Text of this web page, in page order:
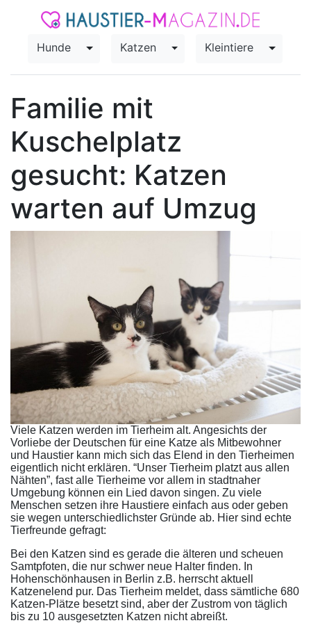
Hunde Toggle Dropdown
Katzen Toggle Dropdown
Kleintiere Toggle
Familie mit
Kuschelplatz
gesucht: Katzen
warten auf Umzug
Viele Katzen werden im Tierheim alt. Angesichts der
Vorliebe der Deutschen für eine Katze als Mitbewohner
und Haustier kann mich sich das Elend in den Tierheimen
eigentlich nicht erklären. “Unser Tierheim platzt aus allen
Nähten”, fast alle Tierheime vor allem in stadtnaher
Umgebung können ein Lied davon singen. Zu viele
Menschen setzen ihre Haustiere einfach aus oder geben
sie wegen unterschiedlichster Gründe ab. Hier sind echte
Tierfreunde gefragt:
Bei den Katzen sind es gerade die älteren und scheuen
Samtpfoten, die nur schwer neue Halter finden. In
Hohenschönhausen in Berlin z.B. herrscht aktuell
Katzenelend pur. Das Tierheim meldet, dass sämtliche 680
Katzen-Plätze besetzt sind, aber der Zustrom von täglich
bis zu 10 ausgesetzten Katzen nicht abreißt.